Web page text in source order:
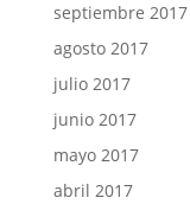
septiembre 2017
agosto 2017
julio 2017
junio 2017
mayo 2017
abril 2017